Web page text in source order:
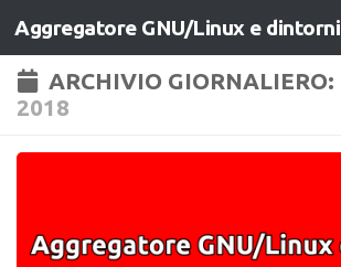
Salta al contenuto
Aggregatore GNU/Linux e dintorni
ARCHIVIO GIORNALIERO:
2018